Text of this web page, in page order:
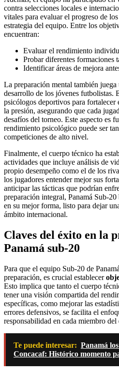
contra selecciones locales e
vitales para evaluar el progreso de
estrategia del equipo. Entre los
encuentran:
Evaluar el rendimiento
Probar diferentes formaciones
Identificar áreas de mejora
La preparación mental también
desarrollo de los jóvenes futbolistas.
psicólogos deportivos para
la presión, asegurando que cada
desafíos del torneo. Este aspecto es
rendimiento psicológico puede ser
competiciones de alto nivel.
Finalmente, el cuerpo técnico ha
actividades que incluye análisis de
propio desempeño como el de los
los jugadores entender mejor sus
anticipar las tácticas que podrían
preparación integral, Panamá Sub-
en su mejor forma, listo para dejar
ámbito internacional.
Claves del éxito en la
Panamá sub-20
Para que el equipo Sub-20 de
preparación, es crucial establecer
Esto implica que tanto el cuerpo
tener una visión compartida del
específicas, como mejorar las
errores defensivos, se facilita el
responsabilidad en cada miembro del
Te puede interesar: Panamá
Concacaf: Histórico momento